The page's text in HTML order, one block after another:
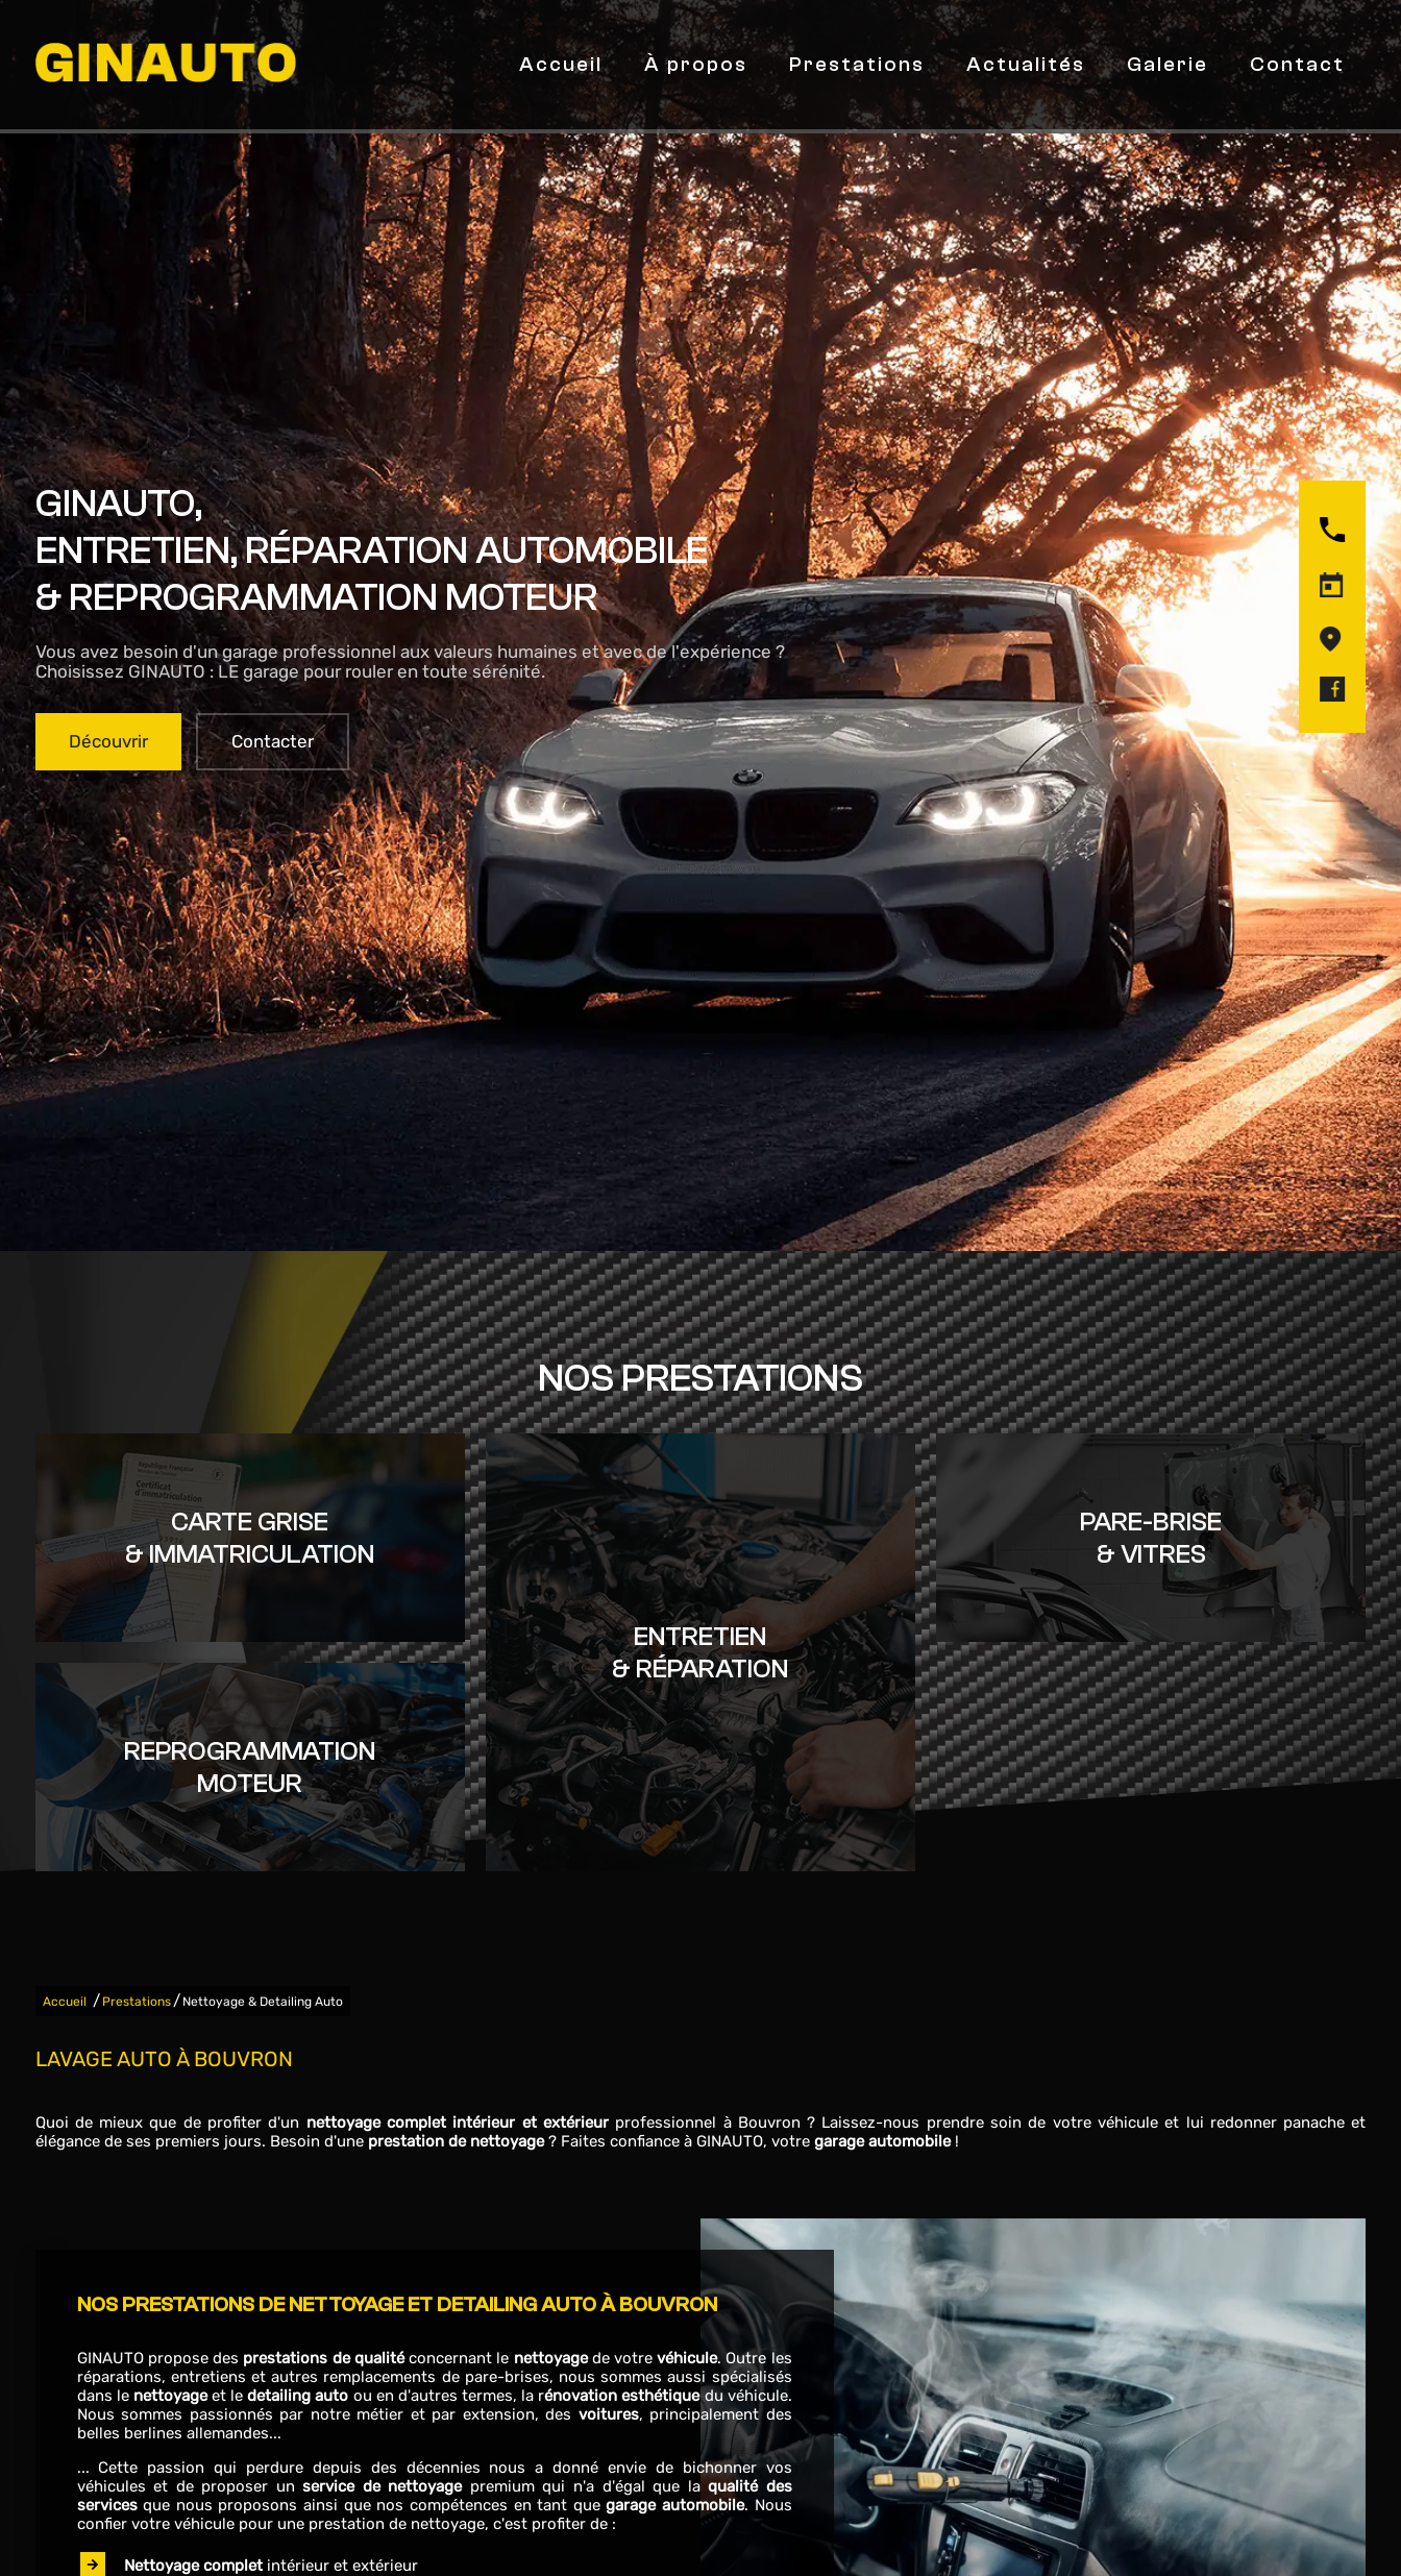
Accueil À propos Prestations Actualités Galerie Contact
GINAUTO,
ENTRETIEN, RÉPARATION AUTOMOBILE
& REPROGRAMMATION MOTEUR
Vous avez besoin d'un garage professionnel aux valeurs humaines et avec de l'expérience ?
Choisissez GINAUTO : LE garage pour rouler en toute sérénité.
Découvrir Contacter
NOS PRESTATIONS
CARTE GRISE
& IMMATRICULATION
ENTRETIEN
& RÉPARATION
PARE-BRISE
& VITRES
REPROGRAMMATION
MOTEUR
Accueil / Prestations / Nettoyage & Detailing Auto
LAVAGE AUTO À BOUVRON
Quoi de mieux que de profiter d'un nettoyage complet intérieur et extérieurprofessionnel à Bouvron ? Laissez-nous prendre soin de votre véhicule et lui redonner panache et
élégance de ses premiers jours. Besoin d'uneprestation de nettoyage? Faites confiance à GINAUTO, votre garage automobile!
NOS PRESTATIONS DE NETTOYAGE ET DETAILING AUTO À BOUVRON
GINAUTO propose des prestations de qualitéconcernant le nettoyagede votre véhicule. Outre les
réparations, entretiens et autres remplacements de pare-brises, nous sommes aussi spécialisés
dans le nettoyageet ledetailing auto ou en d'autres termes, la rénovation esthétiquedu véhicule.
Nous sommes passionnés par notre métier et par extension, des voitures, principalement des
belles berlines allemandes...
... Cette passion qui perdure depuis des décennies nous a donné envie de bichonner vos
véhicules et de proposer unservice de nettoyagepremium qui n'a d'égal que laqualité des
servicesque nous proposons ainsi que nos compétences en tant quegarage automobile. Nous
confier votre véhicule pour une prestation de nettoyage, c'est profiter de :
Nettoyage completintérieur et extérieur